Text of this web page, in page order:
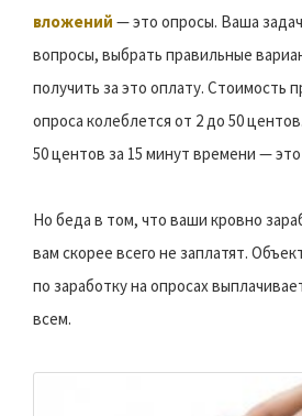
вложений — это опросы. Ваша
вопросы, выбрать правильные
получить за это оплату. Стоимость
опроса колеблется от 2 до 50
50 центов за 15 минут времени —
Но беда в том, что ваши кровно
вам скорее всего не заплатят.
по заработку на опросах
всем.